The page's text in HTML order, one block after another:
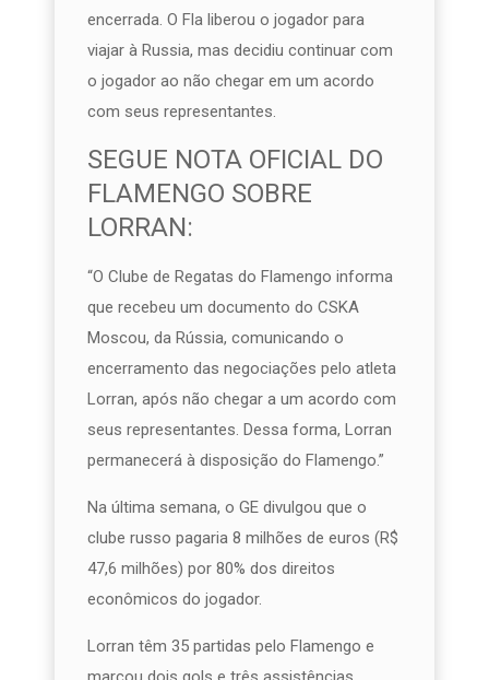
encerrada. O Fla liberou o jogador para
viajar à Russia, mas decidiu continuar com
o jogador ao não chegar em um acordo
com seus representantes.
SEGUE NOTA OFICIAL DO
FLAMENGO SOBRE
LORRAN:
“O Clube de Regatas do Flamengo informa
que recebeu um documento do CSKA
Moscou, da Rússia, comunicando o
encerramento das negociações pelo atleta
Lorran, após não chegar a um acordo com
seus representantes. Dessa forma, Lorran
permanecerá à disposição do Flamengo.”
Na última semana, o GE divulgou que o
clube russo pagaria 8 milhões de euros (R$
47,6 milhões) por 80% dos direitos
econômicos do jogador.
Lorran têm 35 partidas pelo Flamengo e